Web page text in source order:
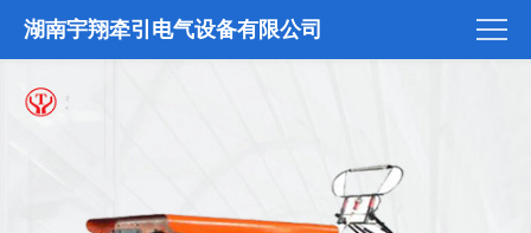
湖南宇翔牵引电气设备有限公司